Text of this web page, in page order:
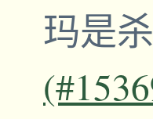
玛是